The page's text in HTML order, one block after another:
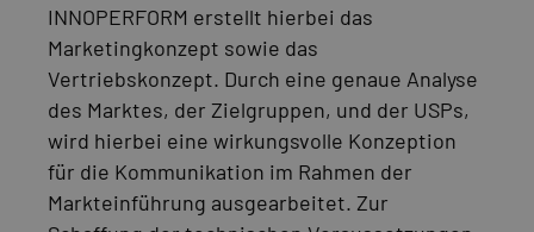
INNOPERFORM erstellt hierbei das
Marketingkonzept sowie das
Vertriebskonzept. Durch eine genaue Analyse
des Marktes, der Zielgruppen, und der USPs,
wird hierbei eine wirkungsvolle Konzeption
für die Kommunikation im Rahmen der
Markteinführung ausgearbeitet. Zur